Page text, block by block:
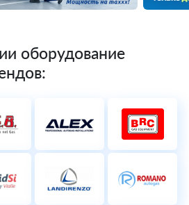
оборудование